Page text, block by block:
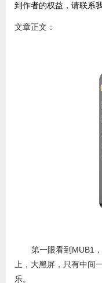
到作者的权益，请联系
文章正文：
第一眼看到MUB1
上，大黑屏，只有中间
乐。